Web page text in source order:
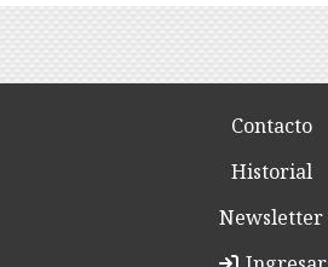
Contacto
Historial
Newsletter